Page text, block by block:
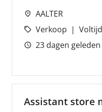
AALTER
Verkoop
23 dagen geleden
Assistant store